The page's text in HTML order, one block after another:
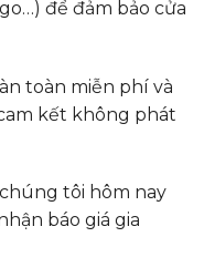
để đảm bảo cửa
toàn miễn phí và
kết không phát
tôi hôm nay
báo giá gia